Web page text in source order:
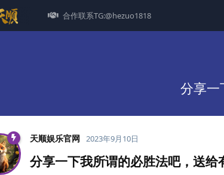
合作联系TG:@hezuo1818
分享一
天顺娱乐官网 2023年9月10日
分享一下我所谓的必胜法吧，送给